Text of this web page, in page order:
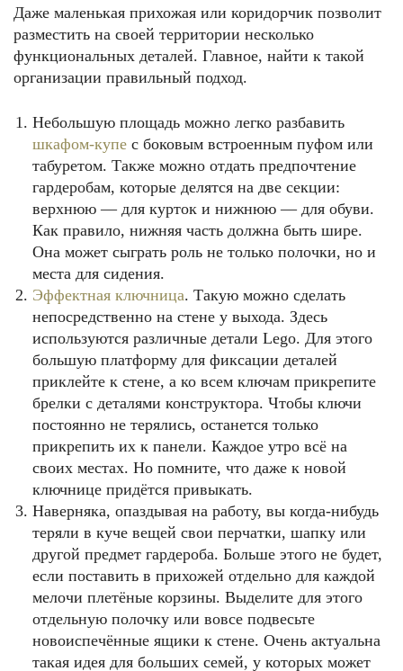
Даже маленькая прихожая или коридорчик позволит
разместить на своей территории несколько
функциональных деталей. Главное, найти к такой
организации правильный подход.
Небольшую площадь можно легко разбавить
шкафом-купе с боковым встроенным пуфом или
табуретом. Также можно отдать предпочтение
гардеробам, которые делятся на две секции:
верхнюю — для курток и нижнюю — для обуви.
Как правило, нижняя часть должна быть шире.
Она может сыграть роль не только полочки, но и
места для сидения.
Эффектная ключница. Такую можно сделать
непосредственно на стене у выхода. Здесь
используются различные детали Lego. Для этого
большую платформу для фиксации деталей
приклейте к стене, а ко всем ключам прикрепите
брелки с деталями конструктора. Чтобы ключи
постоянно не терялись, останется только
прикрепить их к панели. Каждое утро всё на
своих местах. Но помните, что даже к новой
ключнице придётся привыкать.
Наверняка, опаздывая на работу, вы когда-нибудь
теряли в куче вещей свои перчатки, шапку или
другой предмет гардероба. Больше этого не будет,
если поставить в прихожей отдельно для каждой
мелочи плетёные корзины. Выделите для этого
отдельную полочку или вовсе подвесьте
новоиспечённые ящики к стене. Очень актуальна
такая идея для больших семей, у которых может